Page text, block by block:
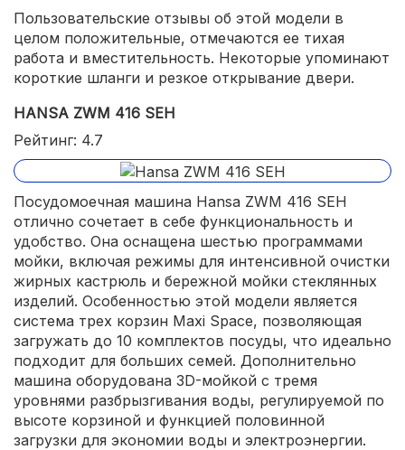
Пользовательские отзывы об этой модели в
целом положительные, отмечаются ее тихая
работа и вместительность. Некоторые упоминают
короткие шланги и резкое открывание двери.
HANSA ZWM 416 SEH
Рейтинг: 4.7
Посудомоечная машина Hansa ZWM 416 SEH
отлично сочетает в себе функциональность и
удобство. Она оснащена шестью программами
мойки, включая режимы для интенсивной очистки
жирных кастрюль и бережной мойки стеклянных
изделий. Особенностью этой модели является
система трех корзин Maxi Space, позволяющая
загружать до 10 комплектов посуды, что идеально
подходит для больших семей. Дополнительно
машина оборудована 3D-мойкой с тремя
уровнями разбрызгивания воды, регулируемой по
высоте корзиной и функцией половинной
загрузки для экономии воды и электроэнергии.